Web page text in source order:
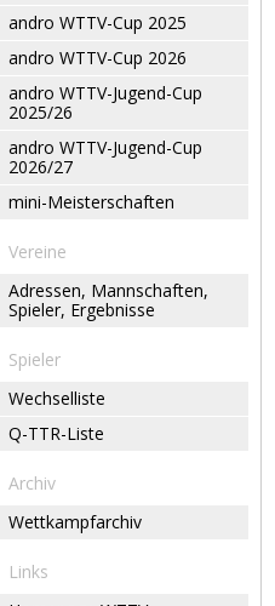
andro WTTV-Cup 2025
andro WTTV-Cup 2026
andro WTTV-Jugend-Cup
2025/26
andro WTTV-Jugend-Cup
2026/27
mini-Meisterschaften
Vereine
Adressen, Mannschaften,
Spieler, Ergebnisse
Spieler
Wechselliste
Q-TTR-Liste
Archiv
Wettkampfarchiv
Links